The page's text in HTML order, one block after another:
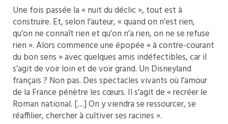
Une fois passée la « nuit du déclic », tout est à
construire. Et, selon l’auteur, « quand on n’est rien,
qu’on ne connaît rien et qu’on n’a rien, on ne se refuse
rien ». Alors commence une épopée « à contre-courant
du bon sens » avec quelques amis indéfectibles, car il
s’agit de voir loin et de voir grand. Un Disneyland
français ? Non pas. Des spectacles vivants où l’amour
de la France pénètre les cœurs. Il s’agit de « recréer le
Roman national. […] On y viendra se ressourcer, se
réaffilier, chercher à cultiver ses racines ».